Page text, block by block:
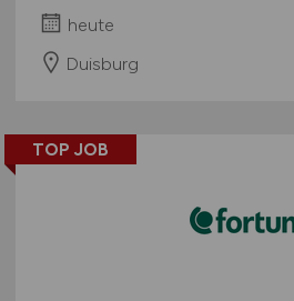
heute
Duisburg
TOP JOB